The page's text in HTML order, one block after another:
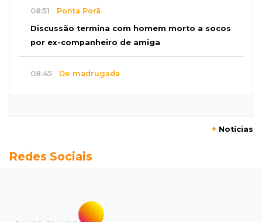
08:51 Ponta Porã
Discussão termina com homem morto a socos
por ex-companheiro de amiga
08:45 De madrugada
Rodada do Brasileirão tem 6 jogos neste
Em Pauta
O enorme peso dos genes na obesidade
+ Notícias
Redes Sociais